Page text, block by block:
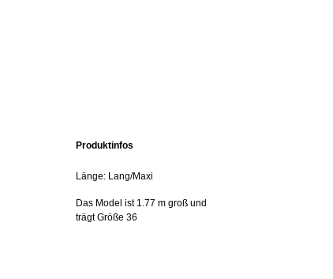
Produktinfos
Länge: Lang/Maxi
Das Model ist 1.77 m groß und
trägt Größe 36